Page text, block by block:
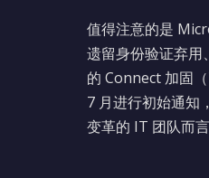
值得注意的是
遗留身份验证弃
的 Connect 加固
7 月进行初始通知
变革的 IT 团队而